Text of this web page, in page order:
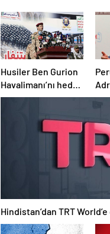
Husiler Ben Gurion
Havalimanı’nı hedef
aldı
Hindistan’dan TRT